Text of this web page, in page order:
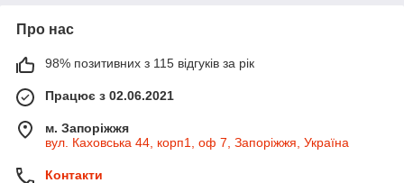
Про нас
98% позитивних з 115 відгуків за рік
Працює з 02.06.2021
м. Запоріжжя
вул. Каховська 44, корп1, оф 7, Запоріжжя, Україна
Контакти